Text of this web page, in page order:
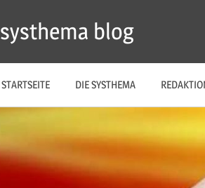
systhema blog
STARTSEITE DIE SYSTHEMA